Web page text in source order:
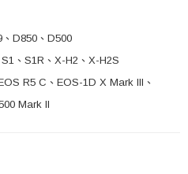
D850、D500
、S1R、X-H2、X-H2S
R5 C、EOS-1D X Mark III、
Mark II